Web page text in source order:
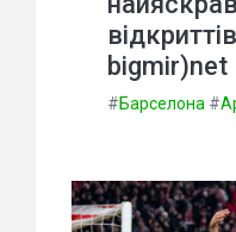
bigmir)net
#Барселона #